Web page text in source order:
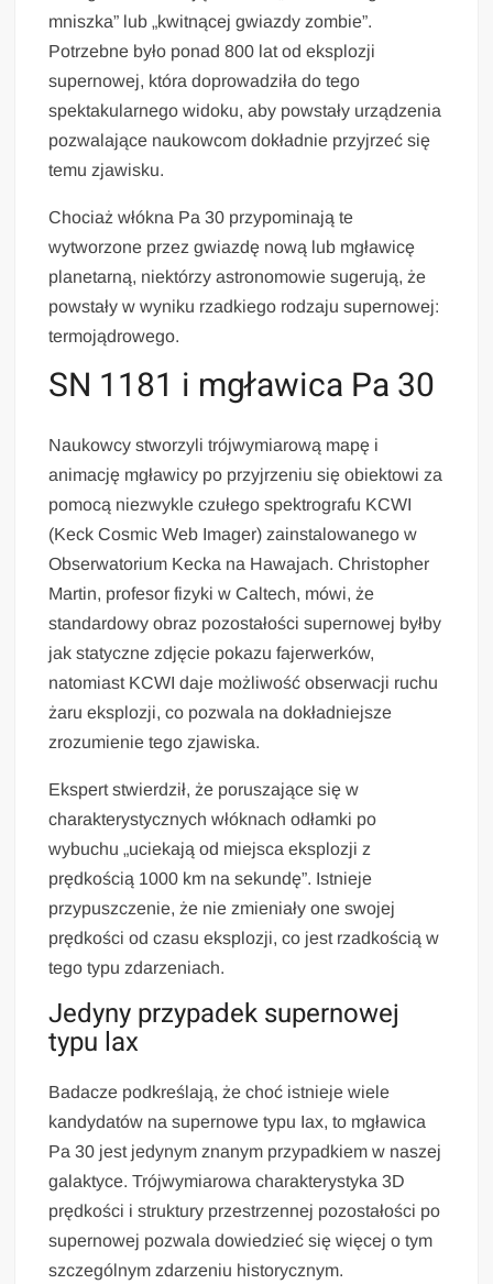
mniszka” lub „kwitnącej gwiazdy zombie”.
Potrzebne było ponad 800 lat od eksplozji
supernowej, która doprowadziła do tego
spektakularnego widoku, aby powstały urządzenia
pozwalające naukowcom dokładnie przyjrzeć się
temu zjawisku.
Chociaż włókna Pa 30 przypominają te
wytworzone przez gwiazdę nową lub mgławicę
planetarną, niektórzy astronomowie sugerują, że
powstały w wyniku rzadkiego rodzaju supernowej:
termojądrowego.
SN 1181 i mgławica Pa 30
Naukowcy stworzyli trójwymiarową mapę i
animację mgławicy po przyjrzeniu się obiektowi za
pomocą niezwykle czułego spektrografu KCWI
(Keck Cosmic Web Imager) zainstalowanego w
Obserwatorium Kecka na Hawajach. Christopher
Martin, profesor fizyki w Caltech, mówi, że
standardowy obraz pozostałości supernowej byłby
jak statyczne zdjęcie pokazu fajerwerków,
natomiast KCWI daje możliwość obserwacji ruchu
żaru eksplozji, co pozwala na dokładniejsze
zrozumienie tego zjawiska.
Ekspert stwierdził, że poruszające się w
charakterystycznych włóknach odłamki po
wybuchu „uciekają od miejsca eksplozji z
prędkością 1000 km na sekundę”. Istnieje
przypuszczenie, że nie zmieniały one swojej
prędkości od czasu eksplozji, co jest rzadkością w
tego typu zdarzeniach.
Jedyny przypadek supernowej
typu lax
Badacze podkreślają, że choć istnieje wiele
kandydatów na supernowe typu Iax, to mgławica
Pa 30 jest jedynym znanym przypadkiem w naszej
galaktyce. Trójwymiarowa charakterystyka 3D
prędkości i struktury przestrzennej pozostałości po
supernowej pozwala dowiedzieć się więcej o tym
szczególnym zdarzeniu historycznym.